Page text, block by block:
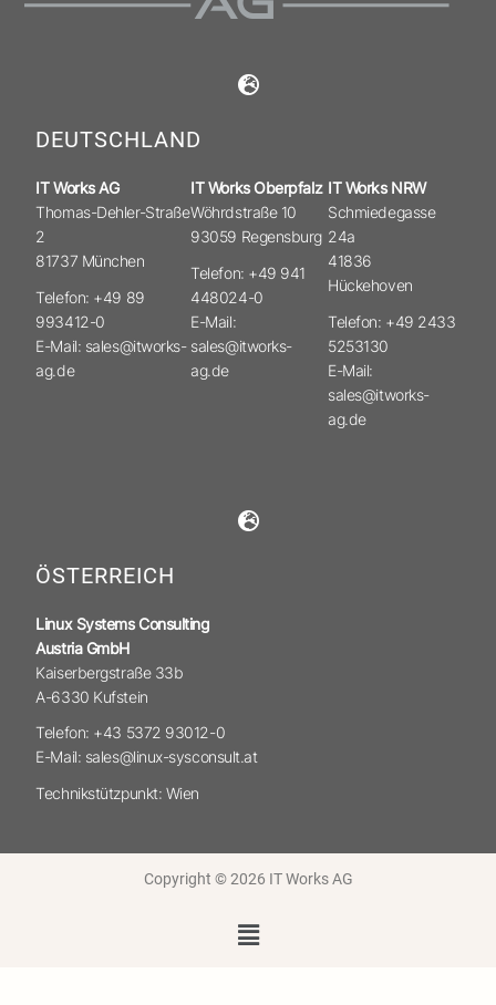
DEUTSCHLAND
IT Works AG
Thomas-Dehler-Straße
2
81737 München
Telefon: +49 89
993412-0
E-Mail: sales@itworks-
ag.de
IT Works Oberpfalz
Wöhrdstraße 10
93059 Regensburg
Telefon: +49 941
448024-0
E-Mail:
sales@itworks-
ag.de
IT Works NRW
Schmiedegasse
24a
41836
Hückehoven
Telefon: +49 2433
5253130
E-Mail:
sales@itworks-
ag.de
ÖSTERREICH
Linux Systems Consulting
Austria GmbH
Kaiserbergstraße 33b
A-6330 Kufstein
Telefon: +43 5372 93012-0
E-Mail: sales@linux-sysconsult.at
Technikstützpunkt: Wien
Copyright © 2026 IT Works AG
Menü